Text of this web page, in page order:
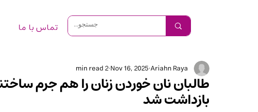
تماس با ما
طالبان نان خوردن زنان را هم جرم
بازداشت شد
Ariahn Raya
Nov 16, 2025
2 min read